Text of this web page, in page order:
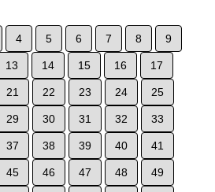
4 5 6 7 8 9
13 14 15 16 17
21 22 23 24 25
29 30 31 32 33
37 38 39 40 41
45 46 47 48 49